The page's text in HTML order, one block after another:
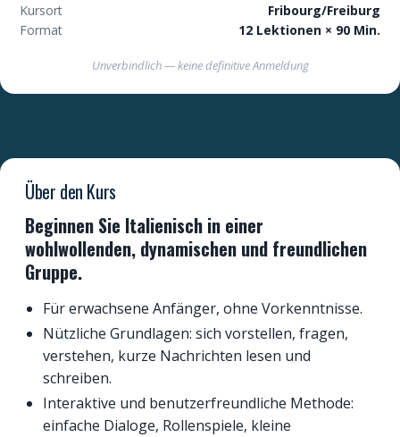
Kursort
Fribourg/Freiburg
Format
12 Lektionen × 90 Min.
Unverbindlich — keine definitive Anmeldung
Über den Kurs
Beginnen Sie Italienisch in einer
wohlwollenden, dynamischen und freundlichen
Gruppe.
Für erwachsene Anfänger, ohne Vorkenntnisse.
Nützliche Grundlagen: sich vorstellen, fragen,
verstehen, kurze Nachrichten lesen und
schreiben.
Interaktive und benutzerfreundliche Methode:
einfache Dialoge, Rollenspiele, kleine